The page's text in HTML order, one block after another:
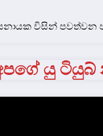
විසින්
යු